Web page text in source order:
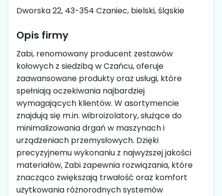
Dworska 22, 43-354 Czaniec, bielski, śląskie
Opis firmy
Zabi, renomowany producent zestawów
kołowych z siedzibą w Czańcu, oferuje
zaawansowane produkty oraz usługi, które
spełniają oczekiwania najbardziej
wymagających klientów. W asortymencie
znajdują się m.in. wibroizolatory, służące do
minimalizowania drgań w maszynach i
urządzeniach przemysłowych. Dzięki
precyzyjnemu wykonaniu z najwyższej jakości
materiałów, Zabi zapewnia rozwiązania, które
znacząco zwiększają trwałość oraz komfort
użytkowania różnorodnych systemów